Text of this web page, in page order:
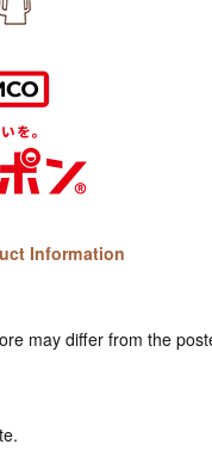
Information
may differ from the